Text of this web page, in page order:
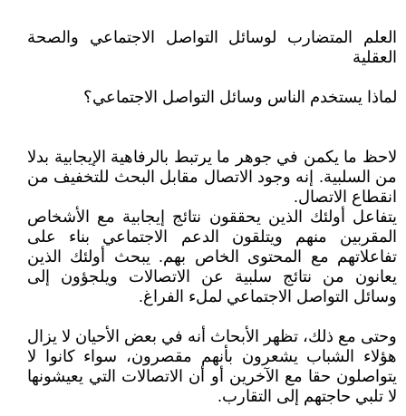
العلم المتضارب لوسائل التواصل الاجتماعي والصحة
العقلية
لماذا يستخدم الناس وسائل التواصل الاجتماعي؟
لاحظ ما يكمن في جوهر ما يرتبط بالرفاهية الإيجابية بدلا
من السلبية. إنه وجود الاتصال مقابل البحث للتخفيف من
انقطاع الاتصال.
يتفاعل أولئك الذين يحققون نتائج إيجابية مع الأشخاص
المقربين منهم ويتلقون الدعم الاجتماعي بناء على
تفاعلاتهم مع المحتوى الخاص بهم. يبحث أولئك الذين
يعانون من نتائج سلبية عن الاتصالات ويلجؤون إلى
وسائل التواصل الاجتماعي لملء الفراغ.
وحتى مع ذلك، تظهر الأبحاث أنه في بعض الأحيان لا يزال
هؤلاء الشباب يشعرون بأنهم مقصرون، سواء كانوا لا
يتواصلون حقا مع الآخرين أو أن الاتصالات التي يعيشونها
لا تلبي حاجتهم إلى التقارب.